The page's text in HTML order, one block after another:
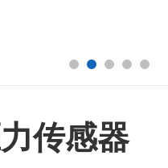
传感器